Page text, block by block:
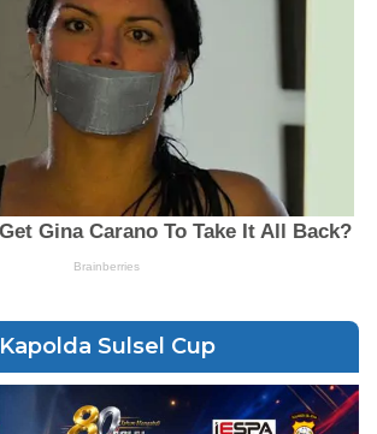
Kapolda Sulsel Cup